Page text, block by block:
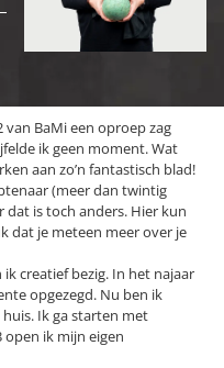
BaMi een oproep zag
ik geen moment. Wat
aan zo’n fantastisch blad!
(meer dan twintig
dat is toch anders. Hier kun
dat je meteen meer over je
creatief bezig. In het najaar
opgezegd. Nu ben ik
Ik ga starten met
ik mijn eigen